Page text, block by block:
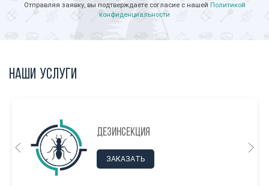
Отправляя заявку, вы подтверждаете согласие с нашей Политикой
конфиденциальности
Наши услуги
Дезинсекция
ЗАКАЗАТЬ